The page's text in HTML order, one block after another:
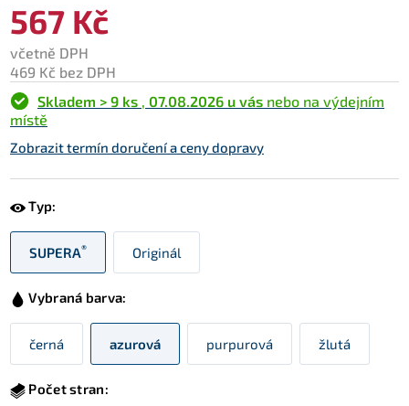
567 Kč
včetně DPH
469 Kč bez DPH
Skladem > 9 ks , 07.08.2026 u vás nebo na výdejním
místě
Zobrazit termín doručení a ceny dopravy
Typ:
SUPERA® Originál
Vybraná barva:
černá azurová purpurová žlutá
Počet stran: